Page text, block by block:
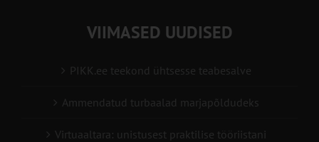
VIIMASED UUDISED
PIKK.ee teekond ühtsesse teabesalve
Ammendatud turbaalad marjapõldudeks
Virtuaaltara: unistusest praktilise tööriistani